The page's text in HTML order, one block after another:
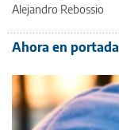
Alejandro Rebossio
Ahora en portada